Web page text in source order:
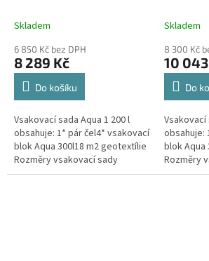
Skladem
6 850 Kč bez DPH
8 289 Kč
Do košíku
Vsakovací sada Aqua 1 200 l
obsahuje: 1* pár čel4* vsakovací
blok Aqua 300l18 m2 geotextílie
Rozměry vsakovací sady
480x80x52 cm Nosnost bloků až
Skladem
8 300 Kč
10
Do
Vsakovací
obsahuje:
blok Aqua
Rozměry